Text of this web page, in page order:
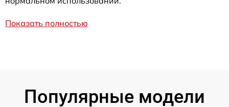
Показать полностью
Популярные модели